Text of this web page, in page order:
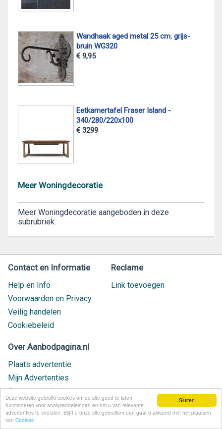
Sluiten
Deze website gebruikt cookies om de site goed te laten
functioneren voor analysedoeleinden en om u van relevante
advertenties te voorzien. Blijft u onze site gebruiken dan gaat u akkoord met het plaatsen
van Cookies
Wandhaak aged metal 25 cm. grijs-
bruin WG320
€ 9,95
Eetkamertafel Fraser Island -
340/280/220x100
€ 3299
Meer Woningdecoratie
Meer Woningdecoratie aangeboden in deze
subrubriek.
Contact en Informatie
Help en Info
Voorwaarden en Privacy
Veilig handelen
Cookiebeleid
Reclame
Link toevoegen
Over Aanbodpagina.nl
Plaats advertentie
Mijn Advertenties
Contact / Helpdesk
Nieuw geplaatst